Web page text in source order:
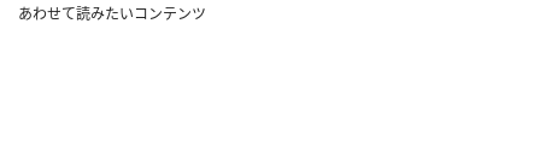
あわせて読みたいコンテンツ